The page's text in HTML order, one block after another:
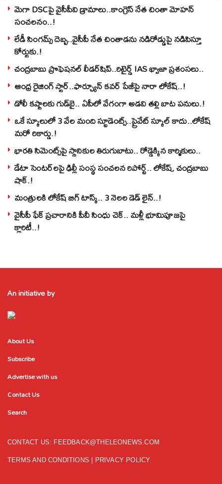
మెగా DSCపై వైసీపీవి డ్రామాలు..కాంగ్రెస్ నేత చింతా మోహన్
సంచలనం..!
లేడీ సింగమ్స్ దెబ్బ..వైసీపీ నేత చింతాడను నడిరోడ్డుపై నడిపిస్తూ
కోర్టుకు.!
చంద్రబాబు ప్రొఫెషనల్ లీడర్‌షిప్..రిటైర్డ్ IAS ఖ్వాజా ప్రశంసలు..
ఆంధ్ర రైజింగ్ స్టార్..ఫార్చ్యూన్ కవర్ పేజీపై నారా లోకేష్..!
డోలీ కష్టాలకు గుడ్‌బై.. ఏపీలో వేగంగా అడవి తల్లి బాట పనులు.!
ఒకే స్కూలులో 3 వేల మంది స్టూడెంట్స్‌..ప్రైవేట్‌ స్కూల్‌ కాదు..లోకేష్
మరో రికార్డు.!
భారతి సిమెంట్స్‌పై స్థానికుల తిరుగుబాటు.. రోడ్డెక్కిన కార్మికులు..
డేటా సెంటర్‌లపై ఢిల్లీ సంస్థ సంచలన రిపోర్ట్.. లోకేష్‌, చంద్రబాబు
షాక్‌.!
మంత్రులకి లోకేష్‌ బిగ్‌ టాస్క్‌.. 3 నెలల డెడ్‌ లైన్‌..!
వైసీపీ ఫేక్ ప్రచారానికి పీవీ సింధు చెక్.. మళ్లీ భూమిపూజపై
క్లారిటీ..!
An initiative by
About Us
Subscribe
Advertise with us
Contact Us
Search
CONTACT US: FEEDBACK@THELEONEWS.COM
TERMS AND CONDITIONS PRIVACY POLICY